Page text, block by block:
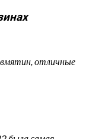
вмятин, отличные